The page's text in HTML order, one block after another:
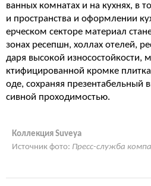
ванных комнатах и на кухнях, в
и пространства и оформлении
ерческом секторе материал
зонах ресепшн, холлах отелей,
даря высокой износостойкости,
ктифицированной кромке
оде, сохраняя презентабельный
сивной проходимостью.
Коллекция Suveya
Источник фото: Пресс-служба